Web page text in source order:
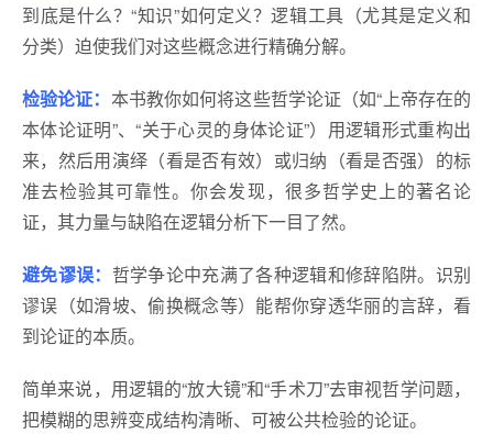
到底是什么？“知识”如何定义？逻辑工具（尤其是定义和
分类）迫使我们对这些概念进行精确分解。
检验论证： 本书教你如何将这些哲学论证（如“上帝存在的
本体论证明”、“关于心灵的身体论证”）用逻辑形式重构出
来，然后用演绎（看是否有效）或归纳（看是否强）的标
准去检验其可靠性。你会发现，很多哲学史上的著名论
证，其力量与缺陷在逻辑分析下一目了然。
避免谬误： 哲学争论中充满了各种逻辑和修辞陷阱。识别
谬误（如滑坡、偷换概念等）能帮你穿透华丽的言辞，看
到论证的本质。
简单来说，用逻辑的“放大镜”和“手术刀”去审视哲学问题，
把模糊的思辨变成结构清晰、可被公共检验的论证。